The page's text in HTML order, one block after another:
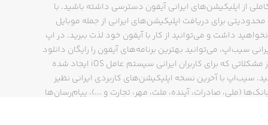
- The free-trial subscription
- Subscriptions may be managed
از اپلیکیشن‌های ایرانی آیفون دسترسی داشته باشید. با
برای دریافت اپلیکیشن‌های ایرانی از جمله موبایل
داشت و می‌توانید از کار با آیفون خود لذت ببرید. در اپ
سیب‌اپ، می‌توانید بهترین برنامه‌های آیفون را رایگان دانلود
کنید و از مشکلاتی که برای کاربران ایرانی سیستم عامل iOS ایجاد شده
سیب‌اپ با آخرین نسخه اپلیکیشن‌های کاربردی ایرانی نظیر
(ملی، صادرات، آینده، ملت، مهر، تجارت و ...)، پیام‌رسان‌ها